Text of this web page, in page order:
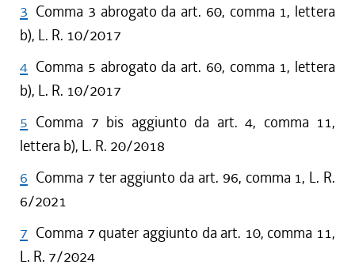
3 Comma 3 abrogato da art. 60, comma 1, lettera
b), L. R. 10/2017
4 Comma 5 abrogato da art. 60, comma 1, lettera
b), L. R. 10/2017
5 Comma 7 bis aggiunto da art. 4, comma 11,
lettera b), L. R. 20/2018
6 Comma 7 ter aggiunto da art. 96, comma 1, L. R.
6/2021
7 Comma 7 quater aggiunto da art. 10, comma 11,
L. R. 7/2024